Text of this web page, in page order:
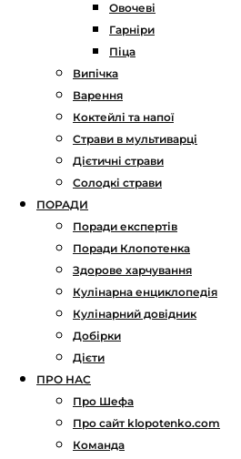
Овочеві
Гарніри
Піца
Випічка
Варення
Коктейлі та напої
Страви в мультиварці
Дієтичні страви
Солодкі страви
ПОРАДИ
Поради експертів
Поради Клопотенка
Здорове харчування
Кулінарна енциклопедія
Кулінарний довідник
Добірки
Дієти
ПРО НАС
Про Шефа
Про сайт klopotenko.com
Команда